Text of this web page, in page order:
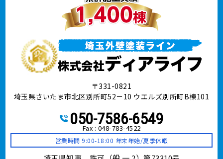
〒331-0821
埼玉県さいたま市北区別所町52－10 ウエルズ別所町B棟101
050-7586-6549
Fax : 048-783-4522
営業時間 9:00-18:00 年末年始/夏季休暇